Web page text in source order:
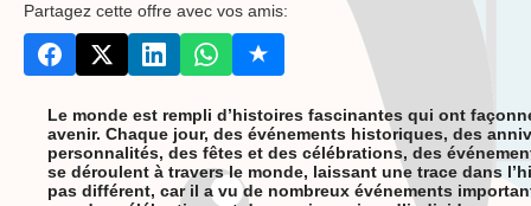
Partagez cette offre avec vos amis:
Le monde est rempli d’histoires fascinantes qui ont
avenir. Chaque jour, des événements historiques, des
personnalités, des fêtes et des célébrations, des
se déroulent à travers le monde, laissant une trace dans
pas différent, car il a vu de nombreux événements